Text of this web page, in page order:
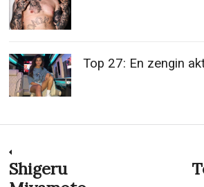
Top 27: En zengin
Post
Previous
post:
Shigeru